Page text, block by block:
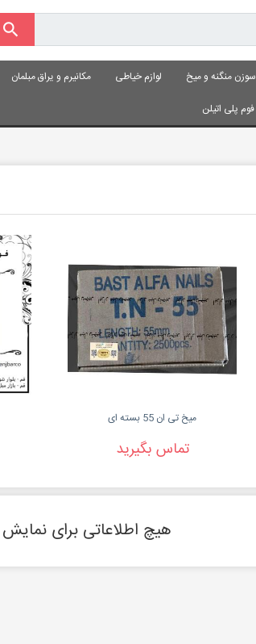
سوزن منگنه و میخ لوازم خیاطی مکانیرم و یراق مبلمان
فوم پلی اتیلن
میخ تی ان 55 بسته ای
تماس بگیرید
هیچ اطلاعاتی برای